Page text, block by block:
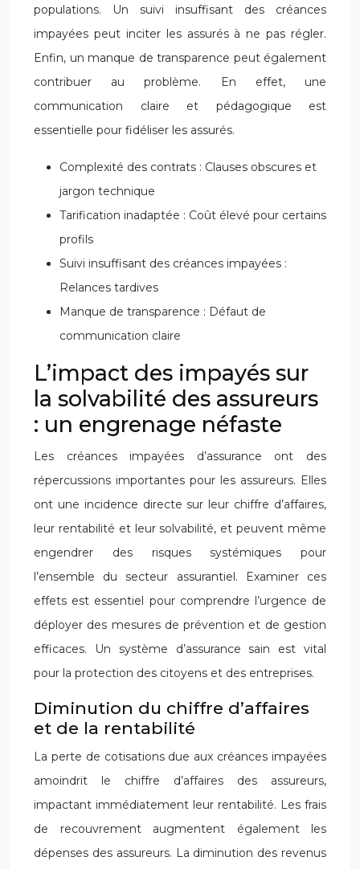
populations. Un suivi insuffisant des créances
impayées peut inciter les assurés à ne pas régler.
Enfin, un manque de transparence peut également
contribuer au problème. En effet, une
communication claire et pédagogique est
essentielle pour fidéliser les assurés.
Complexité des contrats : Clauses obscures et
jargon technique
Tarification inadaptée : Coût élevé pour certains
profils
Suivi insuffisant des créances impayées :
Relances tardives
Manque de transparence : Défaut de
communication claire
L’impact des impayés sur
la solvabilité des assureurs
: un engrenage néfaste
Les créances impayées d’assurance ont des
répercussions importantes pour les assureurs. Elles
ont une incidence directe sur leur chiffre d’affaires,
leur rentabilité et leur solvabilité, et peuvent même
engendrer des risques systémiques pour
l’ensemble du secteur assurantiel. Examiner ces
effets est essentiel pour comprendre l’urgence de
déployer des mesures de prévention et de gestion
efficaces. Un système d’assurance sain est vital
pour la protection des citoyens et des entreprises.
Diminution du chiffre d’affaires
et de la rentabilité
La perte de cotisations due aux créances impayées
amoindrit le chiffre d’affaires des assureurs,
impactant immédiatement leur rentabilité. Les frais
de recouvrement augmentent également les
dépenses des assureurs. La diminution des revenus